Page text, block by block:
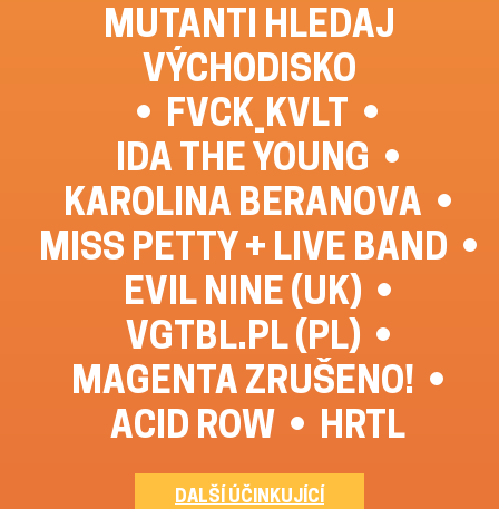
MUTANTI HLEDAJ
VÝCHODISKO
FVCK_KVLT
IDA THE YOUNG
KAROLINA BERANOVA
MISS PETTY + LIVE BAND
EVIL NINE (UK)
VGTBL.PL (PL)
MAGENTA ZRUŠENO!
ACID ROW
HRTL
DALŠÍ ÚČINKUJÍCÍ